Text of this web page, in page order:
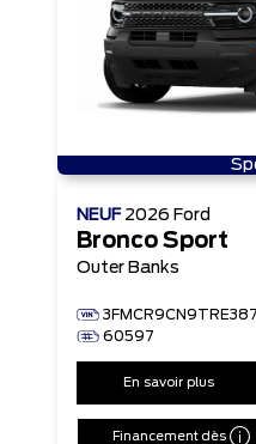
NEUF 2026 Ford
Bronco Sport
Outer Banks
60597
En savoir plus
Financement dès